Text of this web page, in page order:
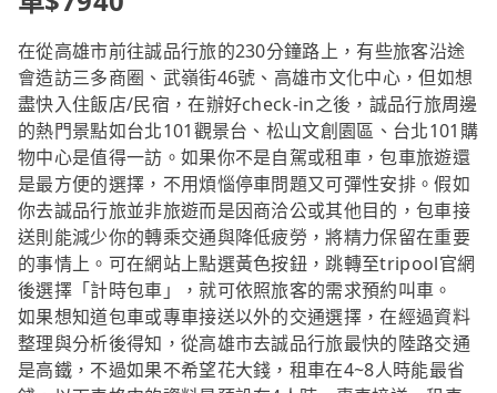
在從高雄市前往誠品行旅的230分鐘路上，有些旅客沿途
會造訪三多商圈、武嶺街46號、高雄市文化中心，但如想
盡快入住飯店/民宿，在辦好check-in之後，誠品行旅周邊
的熱門景點如台北101觀景台、松山文創園區、台北101購
物中心是值得一訪。如果你不是自駕或租車，包車旅遊還
是最方便的選擇，不用煩惱停車問題又可彈性安排。假如
你去誠品行旅並非旅遊而是因商洽公或其他目的，包車接
送則能減少你的轉乘交通與降低疲勞，將精力保留在重要
的事情上。可在網站上點選黃色按鈕，跳轉至tripool官網
後選擇「計時包車」，就可依照旅客的需求預約叫車。
如果想知道包車或專車接送以外的交通選擇，在經過資料
整理與分析後得知，從高雄市去誠品行旅最快的陸路交通
是高鐵，不過如果不希望花大錢，租車在4~8人時能最省